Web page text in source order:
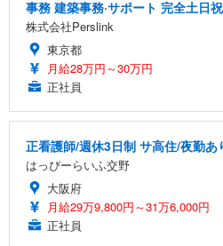
事務 建築事務·サポート 完全土日
株式会社Perslink
東京都
月給28万円～30万円
正社員
正看護師/週休3日制 サ高住/夜勤あ
はっぴーらいふ交野
大阪府
月給29万9,800円～31万6,000円
正社員